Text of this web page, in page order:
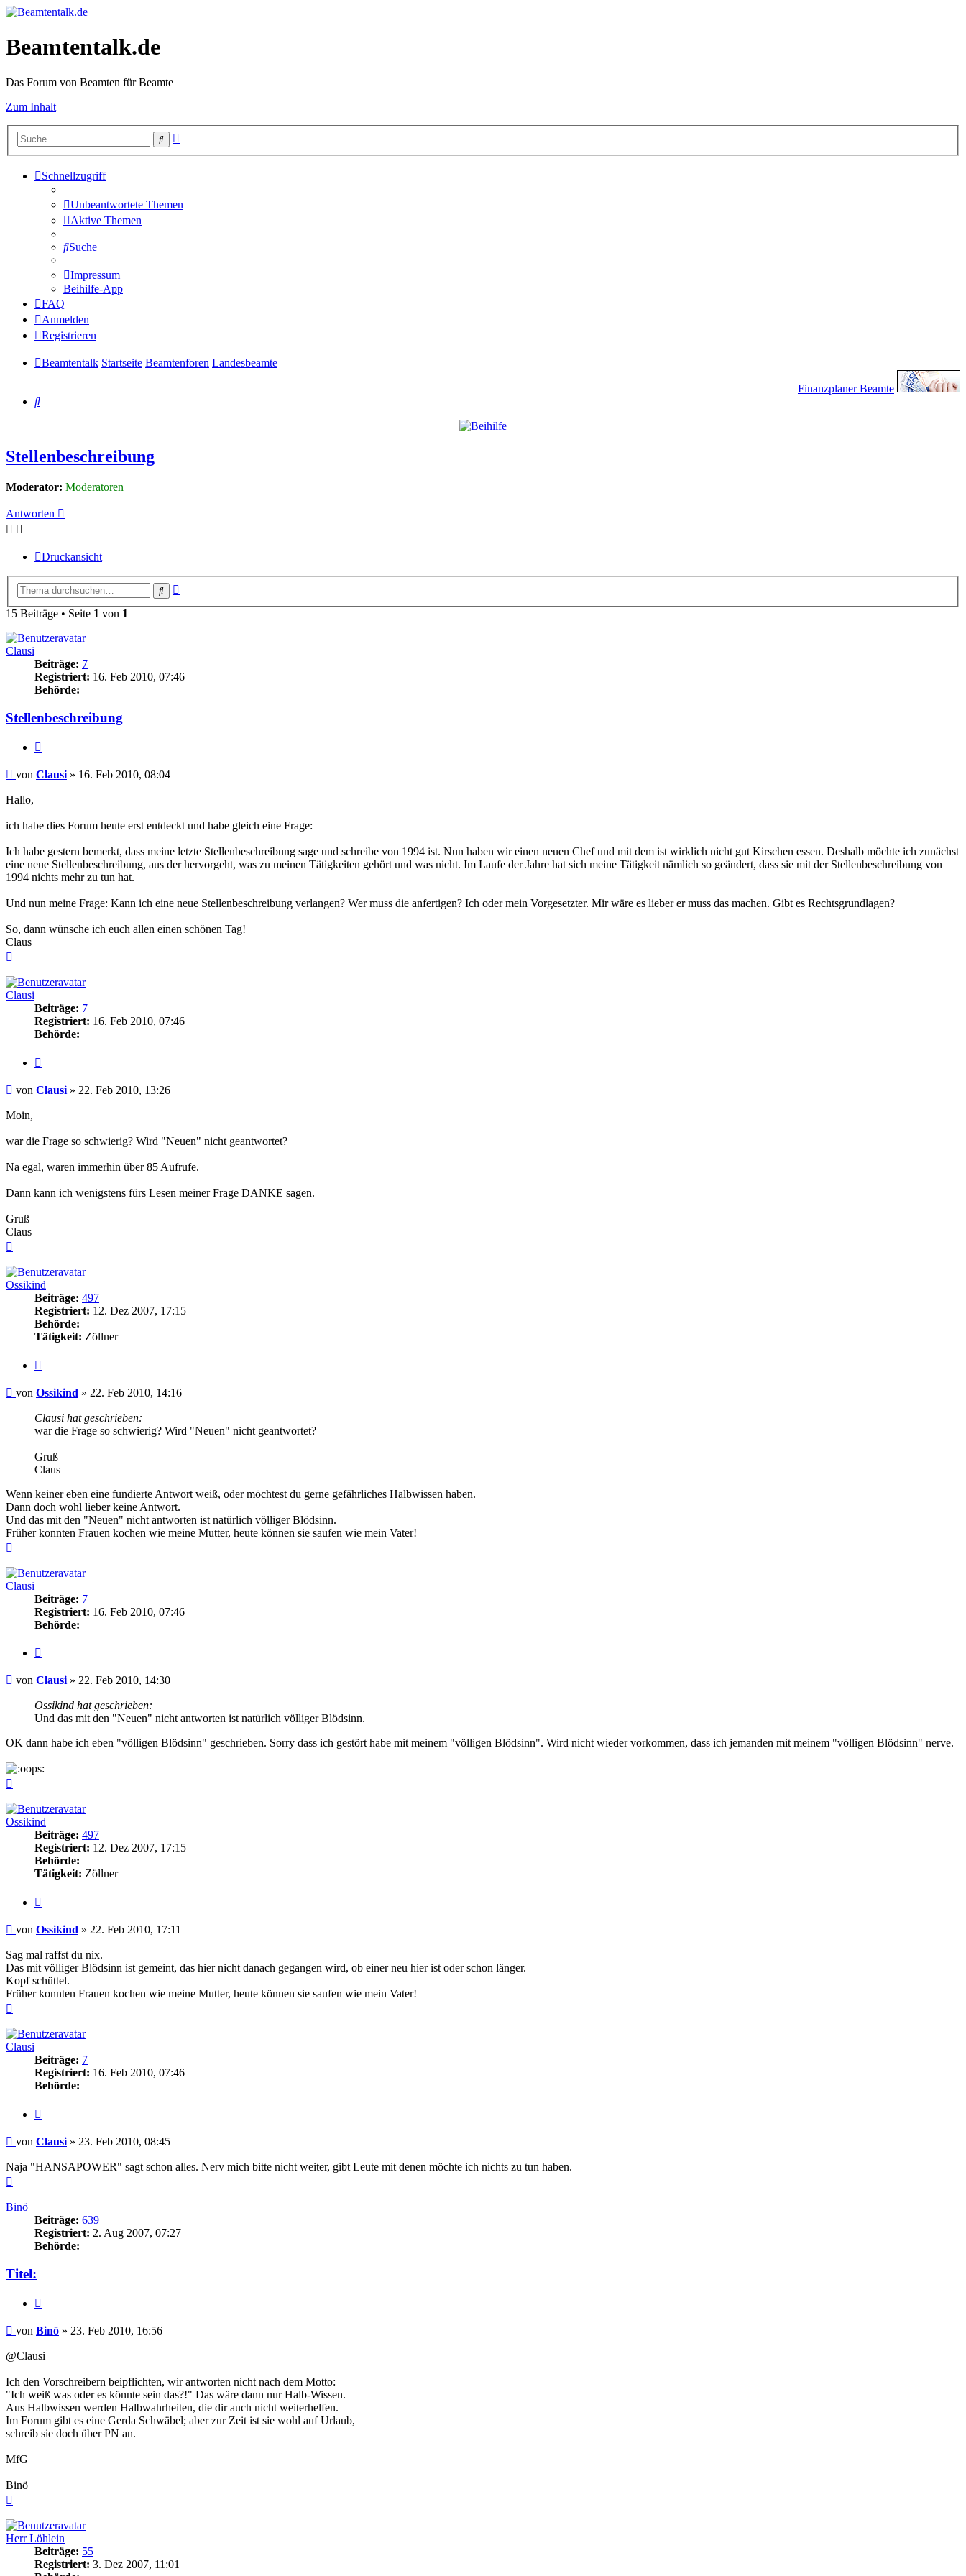
Beamtentalk.de
Das Forum von Beamten für Beamte
Zum Inhalt
Suche
Schnellzugriff
Unbeantwortete Themen
Aktive Themen
Suche
Impressum
Beihilfe-App
FAQ
Anmelden
Registrieren
Beamtentalk Startseite Beamtenforen Landesbeamte
Finanzplaner Beamte
Suche
Stellenbeschreibung
Moderator: Moderatoren
Antworten
Druckansicht
Suche
15 Beiträge • Seite 1 von 1
Clausi
Beiträge: 7
Registriert: 16. Feb 2010, 07:46
Behörde:
Stellenbeschreibung
Beitrag
von Clausi » 16. Feb 2010, 08:04
Hallo,
ich habe dies Forum heute erst entdeckt und habe gleich eine Frage:
Ich habe gestern bemerkt, dass meine letzte Stellenbeschreibung sage und schreibe von 1994 ist. Nun haben wir einen neuen Chef und mit dem ist wirklich nicht gut Kirschen essen. Deshalb möchte ich zunächst
eine neue Stellenbeschreibung, aus der hervorgeht, was zu meinen Tätigkeiten gehört und was nicht. Im Laufe der Jahre hat sich meine Tätigkeit nämlich so geändert, dass sie mit der Stellenbeschreibung von
1994 nichts mehr zu tun hat.
Und nun meine Frage: Kann ich eine neue Stellenbeschreibung verlangen? Wer muss die anfertigen? Ich oder mein Vorgesetzter. Mir wäre es lieber er muss das machen. Gibt es Rechtsgrundlagen?
So, dann wünsche ich euch allen einen schönen Tag!
Claus
Clausi
Beiträge: 7
Registriert: 16. Feb 2010, 07:46
Behörde:
Beitrag
von Clausi » 22. Feb 2010, 13:26
Moin,
war die Frage so schwierig? Wird "Neuen" nicht geantwortet?
Na egal, waren immerhin über 85 Aufrufe.
Dann kann ich wenigstens fürs Lesen meiner Frage DANKE sagen.
Gruß
Claus
Ossikind
Beiträge: 497
Registriert: 12. Dez 2007, 17:15
Behörde:
Tätigkeit: Zöllner
Beitrag
von Ossikind » 22. Feb 2010, 14:16
Clausi hat geschrieben:
war die Frage so schwierig? Wird "Neuen" nicht geantwortet?
Gruß
Claus
Wenn keiner eben eine fundierte Antwort weiß, oder möchtest du gerne gefährliches Halbwissen haben.
Dann doch wohl lieber keine Antwort.
Und das mit den "Neuen" nicht antworten ist natürlich völliger Blödsinn.
Früher konnten Frauen kochen wie meine Mutter, heute können sie saufen wie mein Vater!
Clausi
Beiträge: 7
Registriert: 16. Feb 2010, 07:46
Behörde:
Beitrag
von Clausi» 22. Feb 2010, 14:30
Ossikind hat geschrieben:
Und das mit den "Neuen" nicht antworten ist natürlich völliger Blödsinn.
OK dann habe ich eben "völligen Blödsinn" geschrieben. Sorry dass ich gestört habe mit meinem "völligen Blödsinn". Wird nicht wieder vorkommen, dass ich jemanden mit meinem "völligen Blödsinn" nerve.
Ossikind
Beiträge: 497
Registriert: 12. Dez 2007, 17:15
Behörde:
Tätigkeit: Zöllner
Beitrag
von Ossikind » 22. Feb 2010, 17:11
Sag mal raffst du nix.
Das mit völliger Blödsinn ist gemeint, das hier nicht danach gegangen wird, ob einer neu hier ist oder schon länger.
Kopf schüttel.
Früher konnten Frauen kochen wie meine Mutter, heute können sie saufen wie mein Vater!
Clausi
Beiträge: 7
Registriert: 16. Feb 2010, 07:46
Behörde:
Beitrag
von Clausi » 23. Feb 2010, 08:45
Naja "HANSAPOWER" sagt schon alles. Nerv mich bitte nicht weiter, gibt Leute mit denen möchte ich nichts zu tun haben.
Binö
Beiträge: 639
Registriert: 2. Aug 2007, 07:27
Behörde:
Titel:
Beitrag
von Binö » 23. Feb 2010, 16:56
@Clausi
Ich den Vorschreibern beipflichten, wir antworten nicht nach dem Motto:
"Ich weiß was oder es könnte sein das?!" Das wäre dann nur Halb-Wissen.
Aus Halbwissen werden Halbwahrheiten, die dir auch nicht weiterhelfen.
Im Forum gibt es eine Gerda Schwäbel; aber zur Zeit ist sie wohl auf Urlaub,
schreib sie doch über PN an.
MfG
Binö
Herr Löhlein
Beiträge: 55
Registriert: 3. Dez 2007, 11:01